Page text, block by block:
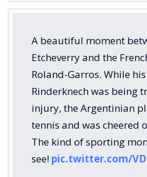
A beautiful moment
Etcheverry and the
Roland-Garros. While
Rinderknech was being
injury, the Argentinian
tennis and was cheered
The kind of sporting
see! pic.twitter.com/